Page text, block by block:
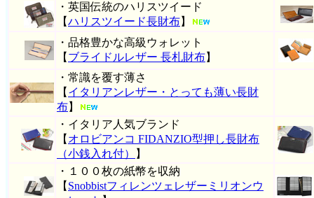
・英国伝統のハリスツイード
【ハリスツイード長財布】
・品格豊かな高級ウォレット
【 ブライドルレザー 長札財布】
・常識を覆す薄さ
【 イタリアンレザー・とっても薄い長財
布】
・イタリア人気ブランド
【 オロビアンコ FIDANZIO型押し長財布
（小銭入れ付）
】
・１００枚の紙幣を収納
【 Snobbistフィレンツェレザーミリオンウ